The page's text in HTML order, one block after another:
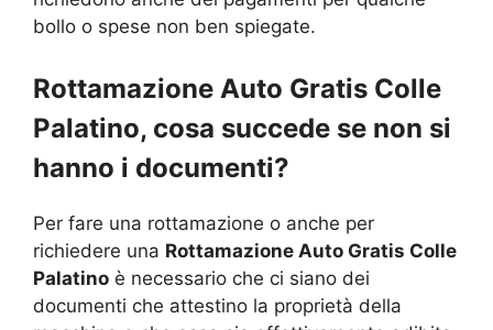
bollo o spese non ben spiegate.
Rottamazione Auto Gratis Colle
Palatino, cosa succede se non si
hanno i documenti?
Per fare una rottamazione o anche per
richiedere una Rottamazione Auto Gratis Colle
Palatino è necessario che ci siano dei
documenti che attestino la proprietà della